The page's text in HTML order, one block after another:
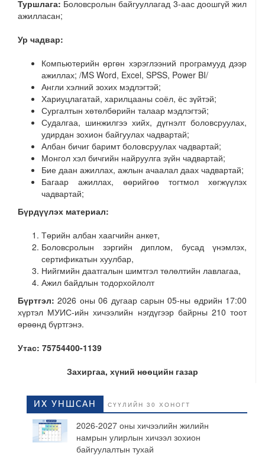
Туршлага: Боловсролын байгууллагад 3-аас доошгүй жил
ажилласан;
Ур чадвар:
Компьютерийн өргөн хэрэглээний програмууд дээр
ажиллах; /MS Word, Excel, SPSS, Power BI/
Англи хэлний зохих мэдлэгтэй;
Хариуцлагатай, харилцааны соёл, ёс зүйтэй;
Сургалтын хөтөлбөрийн талаар мэдлэгтэй;
Судалгаа, шинжилгээ хийх, дүгнэлт боловсруулах,
удирдан зохион байгуулах чадвартай;
Албан бичиг баримт боловсруулах чадвартай;
Монгол хэл бичгийн найруулга зүйн чадвартай;
Бие даан ажиллах, ажлын ачаалал даах чадвартай;
Багаар ажиллах, өөрийгөө тогтмол хөгжүүлэх
чадвартай;
Бүрдүүлэх материал:
Төрийн албан хаагчийн анкет,
Боловсролын зэргийн диплом, бусад үнэмлэх,
сертификатын хуулбар,
Нийгмийн даатгалын шимтгэл төлөлтийн лавлагаа,
Ажил байдлын тодорхойлолт
Бүртгэл:2026 оны 06 дугаар сарын 05-ны өдрийн 17:00
хүртэл МУИС-ийн хичээлийн нэгдүгээр байрны 210 тоот
өрөөнд бүртгэнэ.
Утас: 75754400-1139
Захиргаа, хүний нөөцийн газар
ИХ УНШСАН СҮҮЛИЙН 30 ХОНОГТ
2026-2027 оны хичээлийн жилийн
намрын улирлын хичээл зохион
байгуулалтын тухай